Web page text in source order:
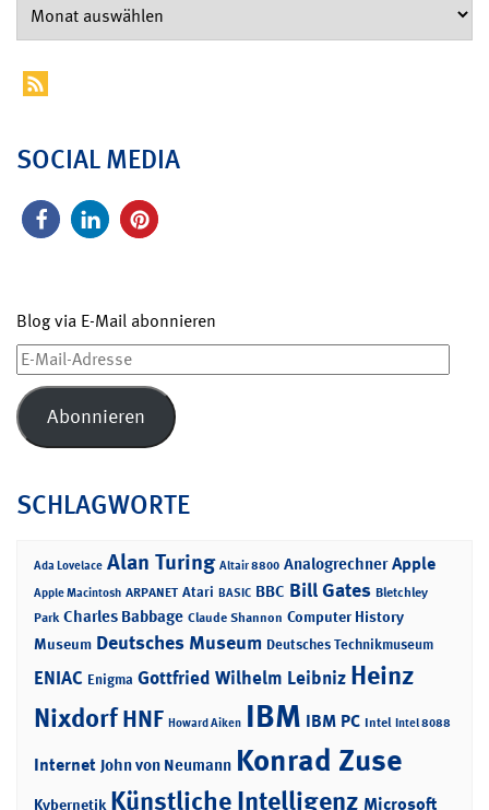
SOCIAL MEDIA
Blog via E-Mail abonnieren
E-
Mail-
Adresse
Abonnieren
SCHLAGWORTE
Ada Lovelace Alan Turing Altair 8800 Analogrechner Apple
Apple Macintosh ARPANET Atari BASIC BBC Bill Gates Bletchley
Park Charles Babbage Claude Shannon Computer History
Museum Deutsches Museum Deutsches Technikmuseum
ENIAC Enigma Gottfried Wilhelm Leibniz Heinz
NixdorfHNF Howard Aiken IBM IBM PC Intel Intel 8088
Internet John von Neumann Konrad Zuse
Kybernetik Künstliche Intelligenz Microsoft